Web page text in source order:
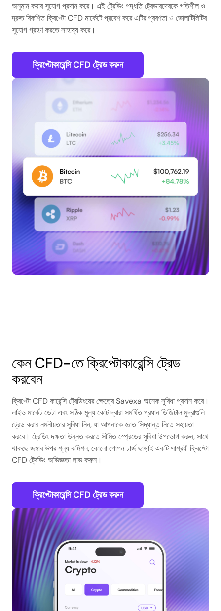
অনুমান করার সুযোগ প্রদান করে। এই ট্রেডিং পদ্ধতি ট্রেডারদেরকে গতিশীল ও
দ্রুত বিকশিত ক্রিপ্টো CFD মার্কেটে প্রবেশ করে এটির প্রবণতা ও ভোলাটিলিটির
সুযোগ গ্রহণ করতে সাহায্য করে।
ক্রিপ্টোকারেন্সি CFD ট্রেড করুন
কেন CFD-তে ক্রিপ্টোকারেন্সি ট্রেড
করবেন
ক্রিপ্টো CFD কারেন্সি ট্রেডিংয়ের ক্ষেত্রে Savexa অনেক সুবিধা প্রদান করে।
লাইভ মার্কেট ডেটা এবং সঠিক মূল্য কোট দ্বারা সমর্থিত প্রধান ডিজিটাল মুদ্রাগুলি
ট্রেড করার নমনীয়তার সুবিধা নিন, যা আপনাকে জ্ঞাত সিদ্ধান্ত নিতে সহায়তা
করবে। ট্রেডিং দক্ষতা উন্নত করতে সীমিত স্প্রেডের সুবিধা উপভোগ করুন, সাথে
থাকছে জমার উপর শূন্য কমিশন, কোনো গোপন চার্জ ছাড়াই একটি সাশ্রয়ী ক্রিপ্টো
CFD ট্রেডিং অভিজ্ঞতা লাভ করুন।
ক্রিপ্টোকারেন্সি CFD ট্রেড করুন